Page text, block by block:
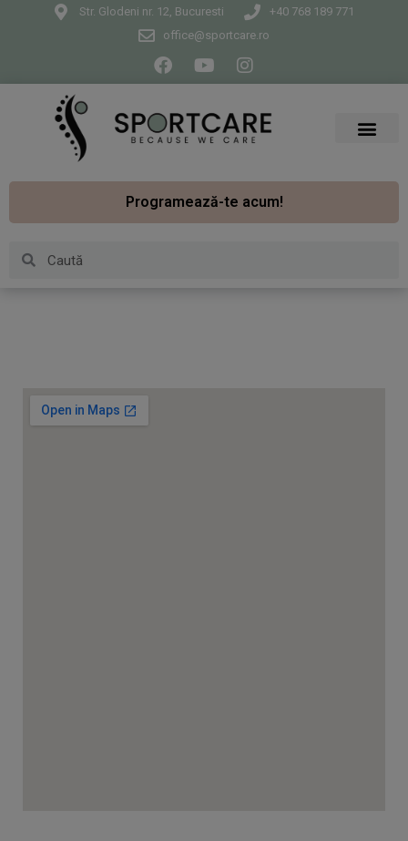
Str. Glodeni nr. 12, Bucuresti
+40 768 189 771
office@sportcare.ro
Programează-te acum!